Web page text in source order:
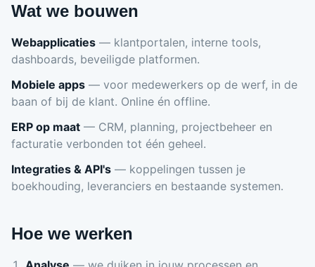
Wat we bouwen
Webapplicaties — klantportalen, interne tools,
dashboards, beveiligde platformen.
Mobiele apps — voor medewerkers op de werf, in de
baan of bij de klant. Online én offline.
ERP op maat — CRM, planning, projectbeheer en
facturatie verbonden tot één geheel.
Integraties & API's — koppelingen tussen je
boekhouding, leveranciers en bestaande systemen.
Hoe we werken